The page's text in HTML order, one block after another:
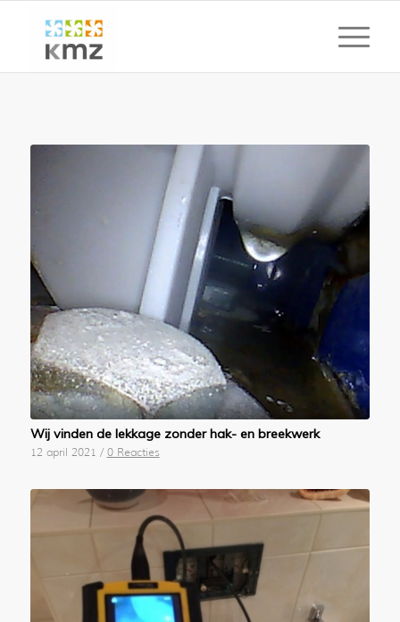
Wij vinden de lekkage zonder hak- en breekwerk
12 april 2021 / 0 Reacties